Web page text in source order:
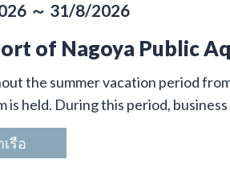
～ 31/8/2026
of Nagoya Public
the summer vacation period
is held. During this period,
รือ